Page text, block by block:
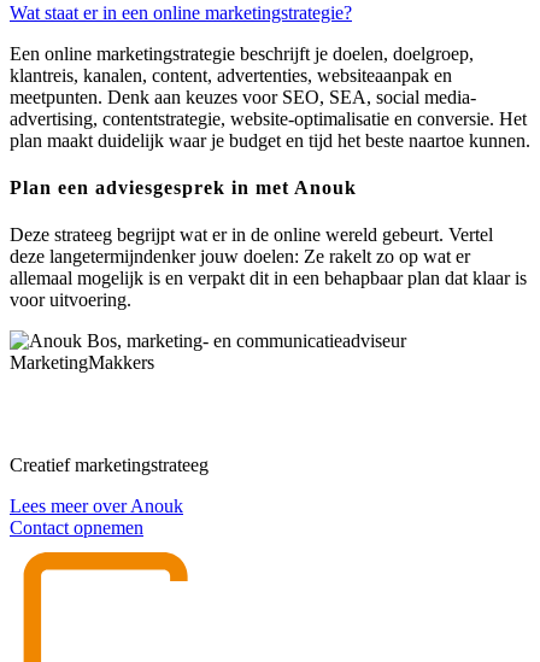
Wat staat er in een online marketingstrategie?
Een online marketingstrategie beschrijft je doelen, doelgroep,
klantreis, kanalen, content, advertenties, websiteaanpak en
meetpunten. Denk aan keuzes voor SEO, SEA, social media-
advertising, contentstrategie, website-optimalisatie en conversie. Het
plan maakt duidelijk waar je budget en tijd het beste naartoe kunnen.
Plan een adviesgesprek in met Anouk
Deze strateeg begrijpt wat er in de online wereld gebeurt. Vertel
deze langetermijndenker jouw doelen: Ze rakelt zo op wat er
allemaal mogelijk is en verpakt dit in een behapbaar plan dat klaar is
voor uitvoering.
Creatief marketingstrateeg
Lees meer over Anouk
Contact opnemen